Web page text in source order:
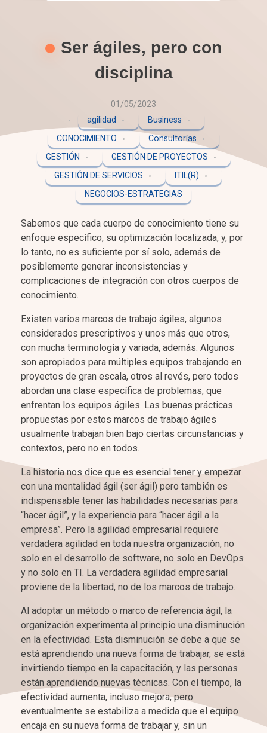
Ser ágiles, pero con
disciplina
01/05/2023
agilidad
Business
CONOCIMIENTO
Consultorías
GESTIÓN
GESTIÓN DE PROYECTOS
GESTIÓN DE SERVICIOS
ITIL(R)
NEGOCIOS-ESTRATEGIAS
Sabemos que cada cuerpo de conocimiento tiene su
enfoque específico, su optimización localizada, y, por
lo tanto, no es suficiente por sí solo, además de
posiblemente generar inconsistencias y
complicaciones de integración con otros cuerpos de
conocimiento.
Existen varios marcos de trabajo ágiles, algunos
considerados prescriptivos y unos más que otros,
con mucha terminología y variada, además. Algunos
son apropiados para múltiples equipos trabajando en
proyectos de gran escala, otros al revés, pero todos
abordan una clase específica de problemas, que
enfrentan los equipos ágiles. Las buenas prácticas
propuestas por estos marcos de trabajo ágiles
usualmente trabajan bien bajo ciertas circunstancias y
contextos, pero no en todos.
La historia nos dice que es esencial tener y empezar
con una mentalidad ágil (ser ágil) pero también es
indispensable tener las habilidades necesarias para
“hacer ágil”, y la experiencia para “hacer ágil a la
empresa”. Pero la agilidad empresarial requiere
verdadera agilidad en toda nuestra organización, no
solo en el desarrollo de software, no solo en DevOps
y no solo en TI. La verdadera agilidad empresarial
proviene de la libertad, no de los marcos de trabajo.
Al adoptar un método o marco de referencia ágil, la
organización experimenta al principio una disminución
en la efectividad. Esta disminución se debe a que se
está aprendiendo una nueva forma de trabajar, se está
invirtiendo tiempo en la capacitación, y las personas
están aprendiendo nuevas técnicas. Con el tiempo, la
efectividad aumenta, incluso mejora, pero
eventualmente se estabiliza a medida que el equipo
encaja en su nueva forma de trabajar y, sin un